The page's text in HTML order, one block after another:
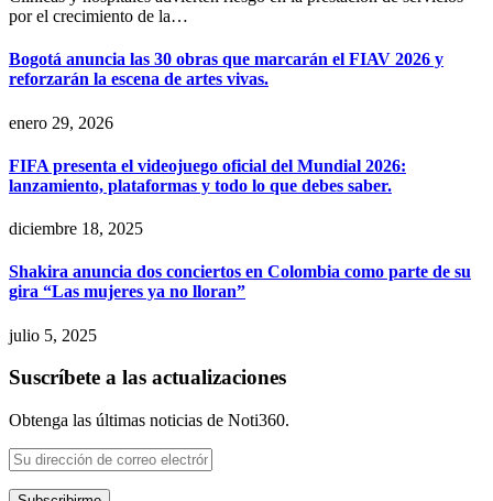
por el crecimiento de la…
Bogotá anuncia las 30 obras que marcarán el FIAV 2026 y
reforzarán la escena de artes vivas.
enero 29, 2026
FIFA presenta el videojuego oficial del Mundial 2026:
lanzamiento, plataformas y todo lo que debes saber.
diciembre 18, 2025
Shakira anuncia dos conciertos en Colombia como parte de su
gira “Las mujeres ya no lloran”
julio 5, 2025
Suscríbete a las actualizaciones
Obtenga las últimas noticias de Noti360.